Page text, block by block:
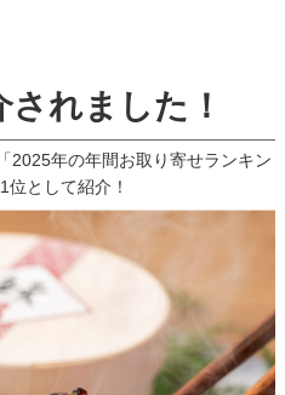
れました！
2025年の年間お取り寄せランキン
位として紹介！